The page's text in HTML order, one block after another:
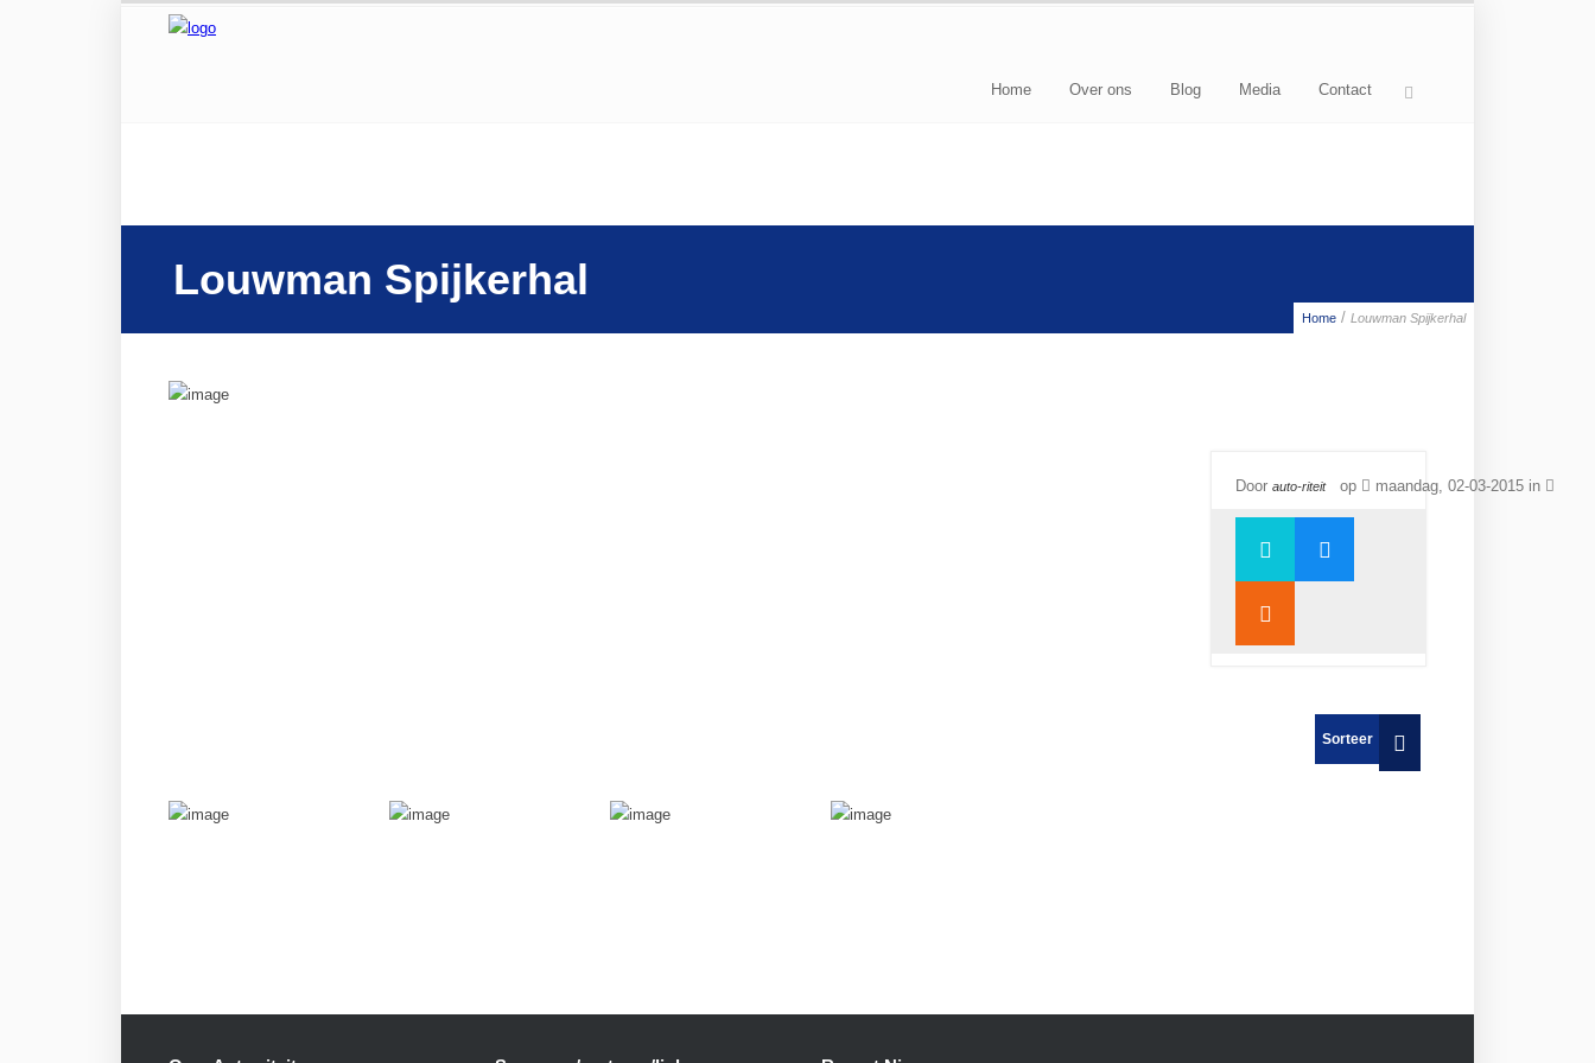
Home Over ons Blog Media Contact
Home / Louwman Spijkerhal
Louwman Spijkerhal
Door auto-riteit op maandag, 02-03-2015 in
Sorteer